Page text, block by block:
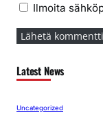
Ilmoita
Latest News
Uncategorized